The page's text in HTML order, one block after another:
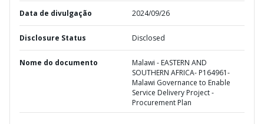
Data de divulgação 2024/09/26
Disclosure Status Disclosed
Nome do documento
Malawi - EASTERN AND
SOUTHERN AFRICA- P164961-
Malawi Governance to Enable
Service Delivery Project -
Procurement Plan